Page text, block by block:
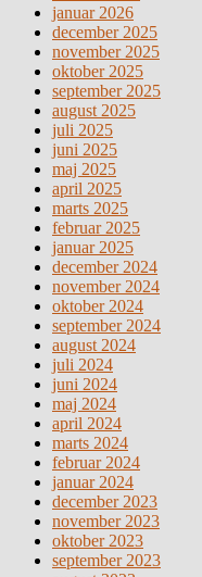
januar 2026
december 2025
november 2025
oktober 2025
september 2025
august 2025
juli 2025
juni 2025
maj 2025
april 2025
marts 2025
februar 2025
januar 2025
december 2024
november 2024
oktober 2024
september 2024
august 2024
juli 2024
juni 2024
maj 2024
april 2024
marts 2024
februar 2024
januar 2024
december 2023
november 2023
oktober 2023
september 2023